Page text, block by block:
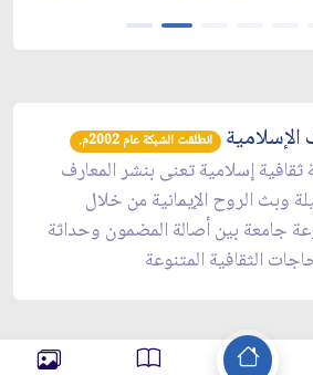
انطلقت الشبكة عام 2002م.
ثقافية إسلامية تعنى بنشر المعارف
وبث الروح الإيمانية من خلال
جامعة بين أصالة المضمون وحداثة
الثقافية المتنوعة